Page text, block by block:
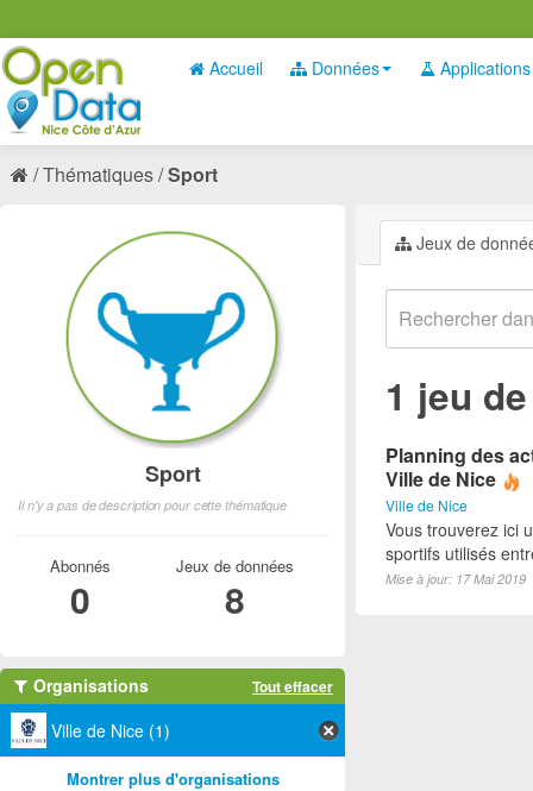
Accueil Données Applications
Thématiques Sport
Jeux de
1 jeu
Planning des
Ville de Nice
Ville de Nice
Vous trouverez ici
sportifs utilisés
Mise à jour: 17 Mai 2019
Sport
Il n'y a pas de description pour cette thématique
Abonnés
0
Jeux de données
8
Organisations Tout effacer
Ville de Nice (1)
Montrer plus d'organisations